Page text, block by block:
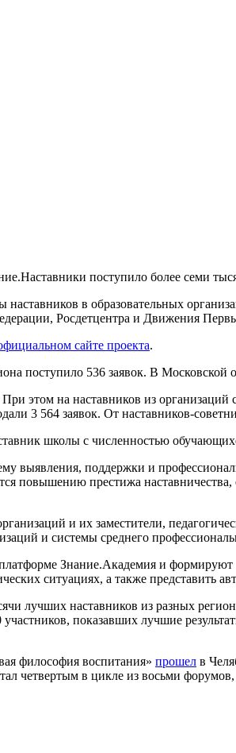
поступило более семи
в образовательных
Росдетцентра и Движения
сайте проекта.
поступило 536 заявок. В
этом на наставников из
3 564 заявок. От наставников-
школы с численностью
выявления, поддержки и
повышению престижа
и их заместители,
и системы среднего
Знание.Академия и формируют
ситуациях, а также представить
лучших наставников из разных
показавших лучшие
философия воспитания» прошел в
четвертым в цикле из восьми